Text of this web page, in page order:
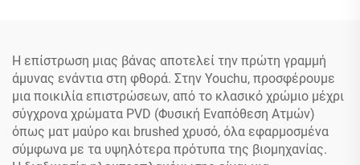
Μείξης Ζεστού και Κρύου
Νερού
Εστιατόριο
Η επίστρωση μιας βάνας αποτελεί την πρώτη γραμμή
άμυνας ενάντια στη φθορά. Στην Youchu, προσφέρουμε
μια ποικιλία επιστρώσεων, από το κλασικό χρώμιο μέχρι
σύγχρονα χρώματα PVD (Φυσική Εναπόθεση Ατμών)
όπως ματ μαύρο και brushed χρυσό, όλα εφαρμοσμένα
σύμφωνα με τα υψηλότερα πρότυπα της βιομηχανίας.